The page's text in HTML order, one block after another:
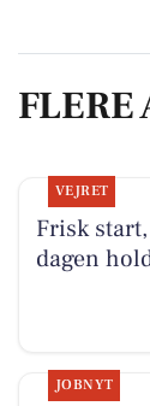
FLERE
VEJRET
Frisk
dagen
JOBNYT